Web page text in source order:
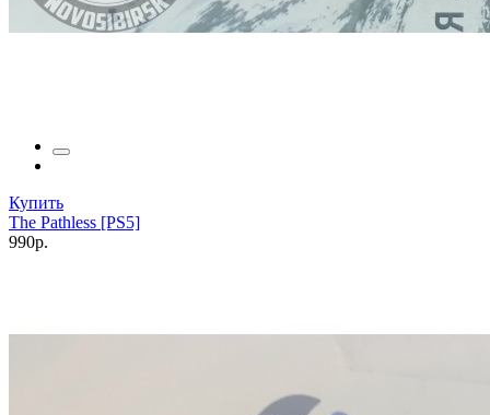
Купить
The Pathless [PS5]
990р.